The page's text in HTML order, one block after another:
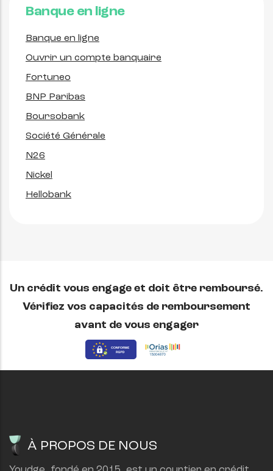
Banque en ligne
Banque en ligne
Ouvrir un compte banquaire
Fortuneo
BNP Paribas
Boursobank
Société Générale
N26
Nickel
Hellobank
Un crédit vous engage et doit être remboursé.
Vérifiez vos capacités de remboursement
avant de vous engager
À PROPOS DE NOUS